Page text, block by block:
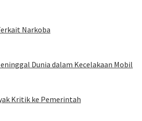
Narkoba
Dunia dalam Kecelakaan Mobil
Kritik ke Pemerintah